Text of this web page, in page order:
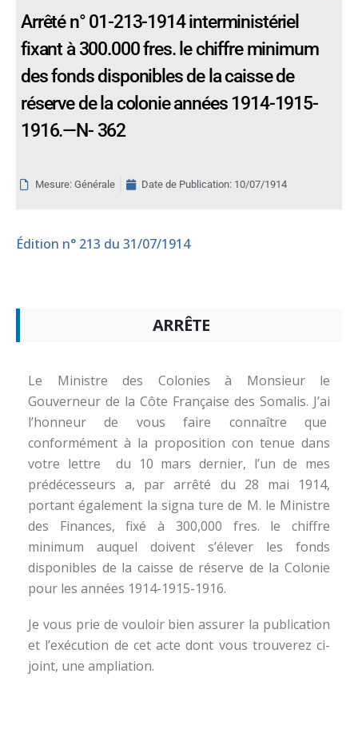
Arrêté n° 01-213-1914 interministériel
fixant à 300.000 fres. le chiffre minimum
des fonds disponibles de la caisse de
réserve de la colonie années 1914-1915-
1916.—N- 362
Mesure: Générale Date de Publication: 10/07/1914
Édition n° 213 du 31/07/1914
ARRÊTE
Le Ministre des Colonies à Monsieur le
Gouverneur de la Côte Française des Somalis. J’ai
l’honneur de vous faire connaître que
conformément à la proposition con tenue dans
votre lettre du 10 mars dernier, l’un de mes
prédécesseurs a, par arrêté du 28 mai 1914,
portant également la signa ture de M. le Ministre
des Finances, fixé à 300,000 fres. le chiffre
minimum auquel doivent s’élever les fonds
disponibles de la caisse de réserve de la Colonie
pour les années 1914-1915-1916.
Je vous prie de vouloir bien assurer la publication
et l’exécution de cet acte dont vous trouverez ci-
joint, une ampliation.